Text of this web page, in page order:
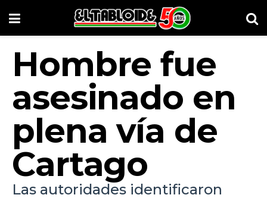
Hombre fue
asesinado en
plena vía de
Cartago
Las autoridades identificaron